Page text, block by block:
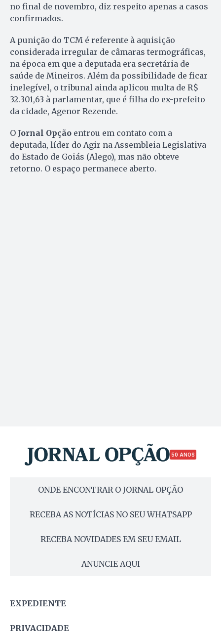
no final de novembro, diz respeito apenas a casos
confirmados.
A punição do TCM é referente à aquisição
considerada irregular de câmaras termográficas,
na época em que a deputada era secretária de
saúde de Mineiros. Além da possibilidade de ficar
inelegível, o tribunal ainda aplicou multa de R$
32.301,63 à parlamentar, que é filha do ex-prefeito
da cidade, Agenor Rezende.
O Jornal Opção entrou em contato com a
deputada, líder do Agir na Assembleia Legislativa
do Estado de Goiás (Alego), mas não obteve
retorno. O espaço permanece aberto.
50 ANOS
ONDE ENCONTRAR O JORNAL OPÇÃO
RECEBA AS NOTÍCIAS NO SEU WHATSAPP
RECEBA NOVIDADES EM SEU EMAIL
ANUNCIE AQUI
EXPEDIENTE
PRIVACIDADE